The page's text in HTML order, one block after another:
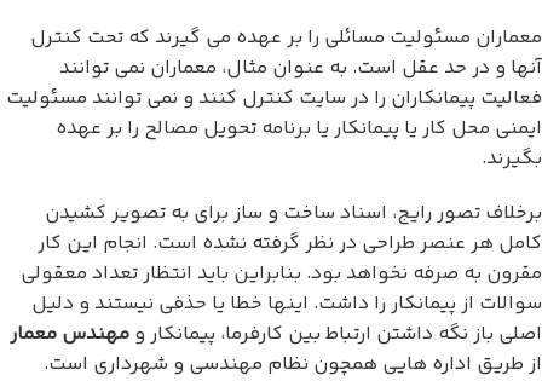
معماران مسئولیت مسائلی را بر عهده می گیرند که تحت کنترل
آنها و در حد عقل است. به عنوان مثال، معماران نمی توانند
فعالیت پیمانکاران را در سایت کنترل کنند و نمی توانند مسئولیت
ایمنی محل کار یا پیمانکار یا برنامه تحویل مصالح را بر عهده
بگیرند.
برخلاف تصور رایج، اسناد ساخت و ساز برای به تصویر کشیدن
کامل هر عنصر طراحی در نظر گرفته نشده است. انجام این کار
مقرون به صرفه نخواهد بود. بنابراین باید انتظار تعداد معقولی
سوالات از پیمانکار را داشت. اینها خطا یا حذفی نیستند و دلیل
اصلی باز نگه داشتن ارتباط بین کارفرما، پیمانکار و مهندس معمار
از طریق اداره هایی همچون نظام مهندسی و شهرداری است.